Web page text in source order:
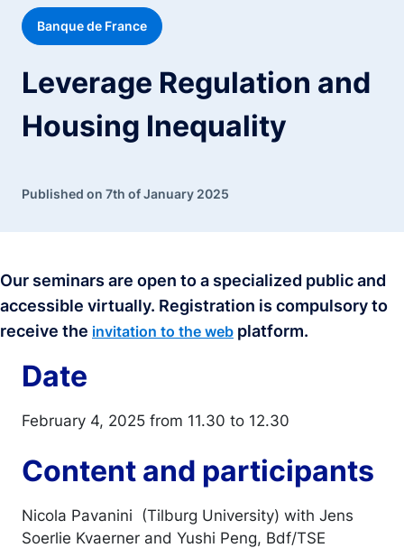
Banque de France
Leverage Regulation and
Housing Inequality
Published on 7th of January 2025
Our seminars are open to a specialized public and
accessible virtually. Registration is compulsory to
receive the invitation to the web platform.
Date
February 4, 2025 from 11.30 to 12.30
Content and participants
Nicola Pavanini (Tilburg University) with Jens
Soerlie Kvaerner and Yushi Peng, Bdf/TSE